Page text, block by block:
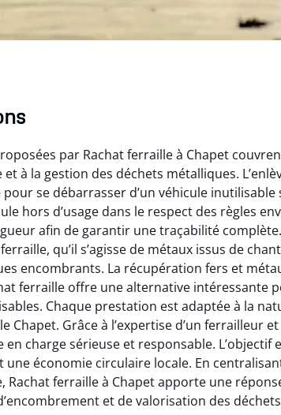
par Rachat ferraille à Chapet
à la gestion des déchets métalliques.
se débarrasser d’un véhicule
hors d’usage dans le respect des règles
afin de garantir une traçabilité
qu’il s’agisse de métaux issus de
encombrants. La récupération fers et
ferraille offre une alternative intéressante
Chaque prestation est adaptée à la
Chapet. Grâce à l’expertise d’un ferrailleur
charge sérieuse et responsable.
économie circulaire locale. En
Rachat ferraille à Chapet apporte une
et de valorisation des
Aurélie Bonnet
21 juin 2024
Le service de terrassement
jardin à Var était
exceptionnel. L'équipe a
travaillé de manière efficace
et professionnelle, laissant
notre jardin impeccable et